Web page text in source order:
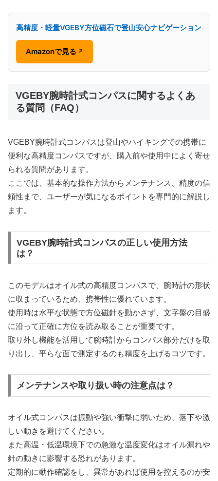
高精度・軽量VGEBY方位磁石で登山安心ナビゲーション
Amazonで見る ↗
VGEBY腕時計式コンパスに関するよくあ
る質問（FAQ）
VGEBY腕時計式コンパスは登山やハイキングでの携帯に
便利な高精度コンパスですが、購入前や使用中によく寄せ
られる質問があります。
ここでは、基本的な操作方法からメンテナンス、精度の信
頼性まで、ユーザーが気になるポイントを専門的に解説し
ます。
VGEBY腕時計式コンパスの正しい使用方法
は？
このモデルはオイル式の高精度コンパスで、腕時計の形状
に収まっているため、携帯性に優れています。
使用時は水平な状態で方位磁針を動かさず、文字盤の目盛
に沿って正確に方位を読み取ることが重要です。
取り外し機能を活用して腕時計からコンパス部分だけを取
り出し、平らな面で測定するのも精度を上げるコツです。
メンテナンスや取り扱い時の注意点は？
オイル式コンパスは振動や強い衝撃に弱いため、落下や激
しい動きを避けてください。
また高温・低温環境下での急激な温度変化はオイル漏れや
針の動きに影響する恐れがあります。
定期的に動作確認をし、異常があれば使用を控えるのが安